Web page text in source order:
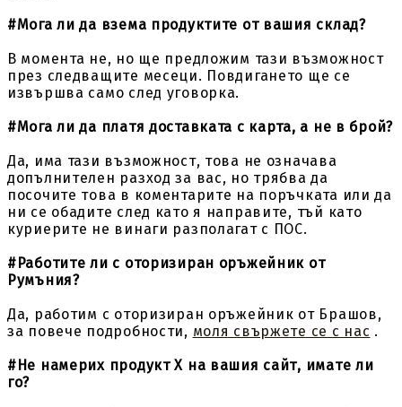
#Мога ли да взема продуктите от вашия склад?
В момента не, но ще предложим тази възможност
през следващите месеци. Повдигането ще се
извършва само след уговорка.
#Мога ли да платя доставката с карта, а не в брой?
Да, има тази възможност, това не означава
допълнителен разход за вас, но трябва да
посочите това в коментарите на поръчката или да
ни се обадите след като я направите, тъй като
куриерите не винаги разполагат с ПОС.
#Работите ли с оторизиран оръжейник от
Румъния?
Да, работим с оторизиран оръжейник от Брашов,
за повече подробности, моля свържете се с нас .
#Не намерих продукт X на вашия сайт, имате ли
го?